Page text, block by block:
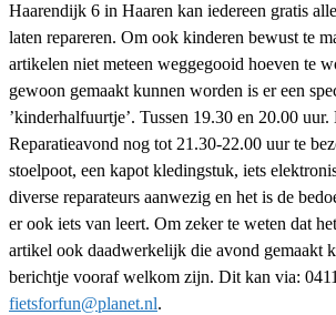
Haarendijk 6 in Haaren kan iedereen gratis
laten repareren. Om ook kinderen bewust te
artikelen niet meteen weggegooid hoeven te
gewoon gemaakt kunnen worden is er een
’kinderhalfuurtje’. Tussen 19.30 en 20.00 uur.
Reparatieavond nog tot 21.30-22.00 uur te
stoelpoot, een kapot kledingstuk, iets
diverse reparateurs aanwezig en het is de
er ook iets van leert. Om zeker te weten dat
artikel ook daadwerkelijk die avond gemaakt
berichtje vooraf welkom zijn. Dit kan via:
fietsforfun@planet.nl.